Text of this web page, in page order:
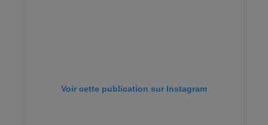
Voir cette publication sur Instagram